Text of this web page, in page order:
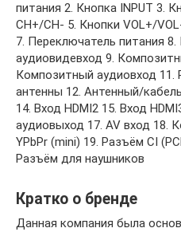
питания 2. Кнопка INPUT 3.
CH+/CH- 5. Кнопки VOL+/
7. Переключатель питания
аудиовидевход 9.
Композитный аудиовход 11.
антенны 12. Антенный/
14. Вход HDMI2 15. Вход
аудиовыход 17. AV вход 18.
YPbPr (mini) 19. Разъём CI
Разъём для наушников
Кратко о бренде
Данная компания была